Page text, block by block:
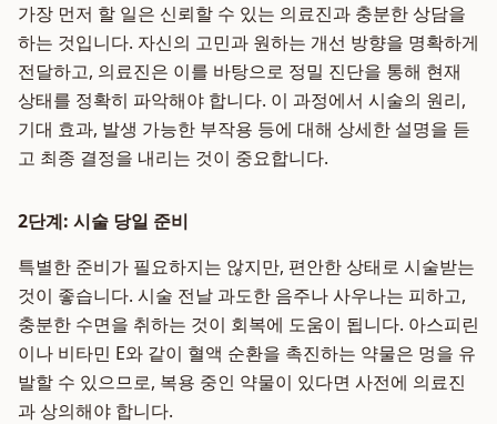
가장 먼저 할 일은 신뢰할 수 있는 의료진과 충분한 상담을
하는 것입니다. 자신의 고민과 원하는 개선 방향을 명확하게
전달하고, 의료진은 이를 바탕으로 정밀 진단을 통해 현재
상태를 정확히 파악해야 합니다. 이 과정에서 시술의 원리,
기대 효과, 발생 가능한 부작용 등에 대해 상세한 설명을 듣
고 최종 결정을 내리는 것이 중요합니다.
2단계: 시술 당일 준비
특별한 준비가 필요하지는 않지만, 편안한 상태로 시술받는
것이 좋습니다. 시술 전날 과도한 음주나 사우나는 피하고,
충분한 수면을 취하는 것이 회복에 도움이 됩니다. 아스피린
이나 비타민 E와 같이 혈액 순환을 촉진하는 약물은 멍을 유
발할 수 있으므로, 복용 중인 약물이 있다면 사전에 의료진
과 상의해야 합니다.